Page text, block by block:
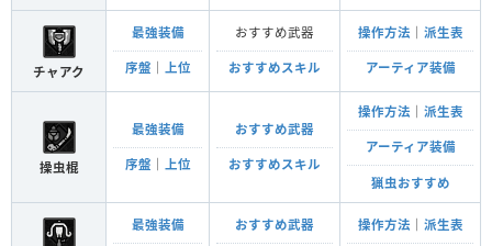
チャアク
最強装備
序盤 上位
おすすめ武器
おすすめスキル
操作方法 派生表
アーティア装備
操虫棍
最強装備
序盤 上位
おすすめ武器
おすすめスキル
操作方法 派生表
アーティア装備
猟虫おすすめ
最強装備 おすすめ武器 操作方法 派生表